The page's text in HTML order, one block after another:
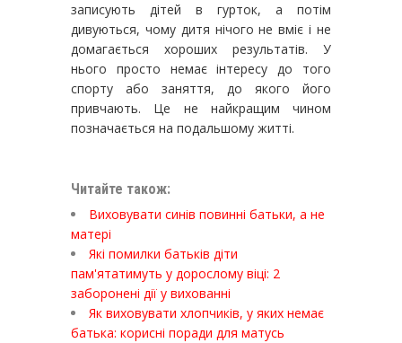
записують дітей в гурток, а потім
дивуються, чому дитя нічого не вміє і не
домагається хороших результатів. У
нього просто немає інтересу до того
спорту або заняття, до якого його
привчають. Це не найкращим чином
позначається на подальшому житті.
Читайте також:
Виховувати синів повинні батьки, а не
матері
Які помилки батьків діти
пам'ятатимуть у дорослому віці: 2
заборонені дії у вихованні
Як виховувати хлопчиків, у яких немає
батька: корисні поради для матусь